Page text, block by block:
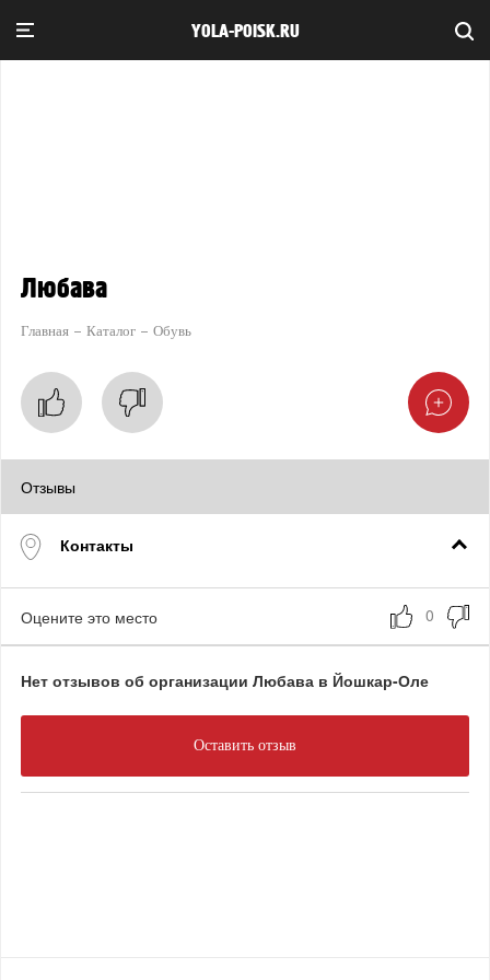
YOLA-POISK.RU
Любава
Главная Каталог Обувь
Отзывы
Контакты
Оцените это место
Нет отзывов об организации Любава в Йошкар-Оле
Оставить отзыв